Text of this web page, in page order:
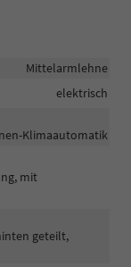
Mittelarmlehne
elektrisch
Klimaautomatik
mit
geteilt,